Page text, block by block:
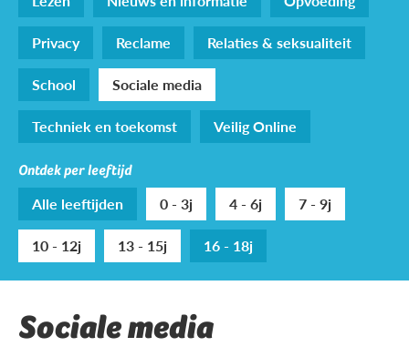
Privacy
Reclame
Relaties & seksualiteit
School
Sociale media
Techniek en toekomst
Veilig Online
Ontdek per leeftijd
Alle leeftijden 0 - 3j 4 - 6j
7 - 9j
10 - 12j
13 - 15j 16 - 18j
Sociale media